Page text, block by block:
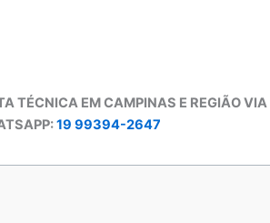
TÉCNICA EM CAMPINAS E REGIÃO VIA
19 99394-2647